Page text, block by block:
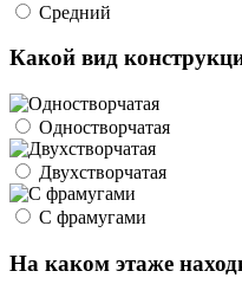
Средний
Какой вид
Одностворчатая
Двухстворчатая
С фрамугами
На каком этаже